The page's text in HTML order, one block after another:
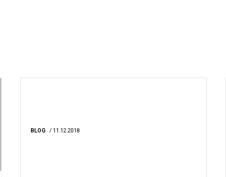
BLOG / 11.12.2018